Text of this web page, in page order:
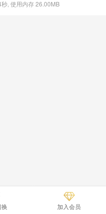
, 使用内存 26.00MB
加入会员